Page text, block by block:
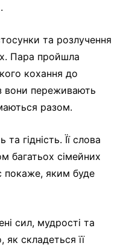
та розлучення
Пара пройшла
кохання до
вони переживають
разом.
гідність. Її слова
багатьох сімейних
покаже, яким буде
сил, мудрості та
складеться її